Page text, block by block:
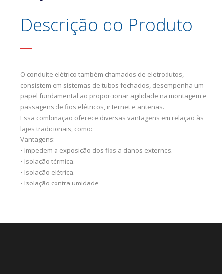
Descrição do Produto
O conduite elétrico também chamados de eletrodutos,
consistem em sistemas de tubos fechados, desempenha um
papel fundamental ao proporcionar agilidade na montagem e
passagens de fios elétricos, internet e antenas.
Essa combinação oferece diversas vantagens em relação às
lajes tradicionais, como:
Vantagens:
• Impedem a exposição dos fios a danos externos.
• Isolação térmica.
• Isolação elétrica.
• Isolação contra umidade